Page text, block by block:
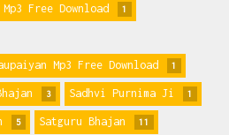
Free Download 1
Mp3 Free Download 1
3 Sadhvi Purnima Ji 1
5 Satguru Bhajan 11